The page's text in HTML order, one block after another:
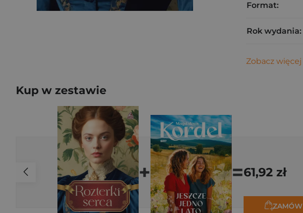
Format:
Rok wydania:
Zobacz więcej
Kup w zestawie
+ =61,92 zł